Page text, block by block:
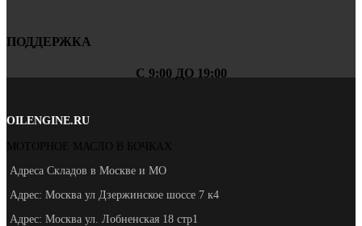
ПОДДЕРЖКА
С 9:00 ДО 19:00
OILENGINE.RU
МОТОРНОЕ МАСЛО В БОЧКАХ
Адреса Складов в Москве и МО
Адрес: Москва ул Дзержинское шоссе 7 к4
Адрес: Москва ул. Лобненская 18 стр1